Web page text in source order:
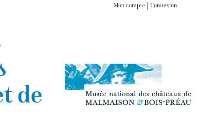
Mon compte Connexion
de